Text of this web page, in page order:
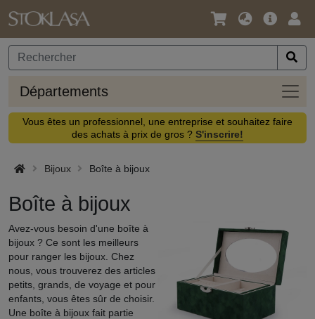
Langue
Devise
Offre
Départements
Vous êtes un professionnel, une entreprise et souhaitez faire
des achats à prix de gros ? S'inscrire!
Bijoux Boîte à bijoux
Boîte à bijoux
Avez-vous besoin d'une boîte à
bijoux ? Ce sont les meilleurs
pour ranger les bijoux. Chez
nous, vous trouverez des articles
petits, grands, de voyage et pour
enfants, vous êtes sûr de choisir.
Une boîte à bijoux fait partie